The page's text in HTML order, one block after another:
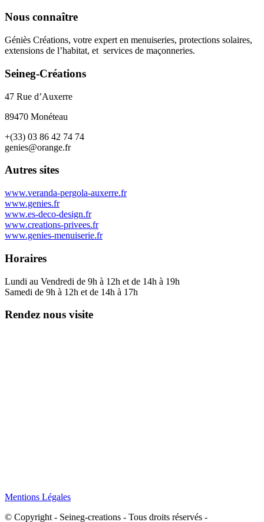
Nous connaître
Géniès Créations, votre expert en menuiseries, protections solaires,
extensions de l’habitat, et services de maçonneries.
Seineg-Créations
47 Rue d’Auxerre
89470 Monéteau
+(33) 03 86 42 74 74
genies@orange.fr
Autres sites
www.veranda-pergola-auxerre.fr
www.genies.fr
www.es-deco-design.fr
www.creations-privees.fr
www.genies-menuiserie.fr
Horaires
Lundi au Vendredi de 9h à 12h et de 14h à 19h
Samedi de 9h à 12h et de 14h à 17h
Rendez nous visite
Mentions Légales
© Copyright - Seineg-creations - Tous droits réservés -